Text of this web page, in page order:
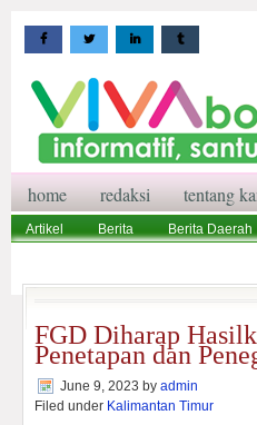
home redaksi tentang
Artikel Berita Berita Daerah
FGD Diharap
Penetapan dan
June 9, 2023 by admin
Filed under Kalimantan Timur